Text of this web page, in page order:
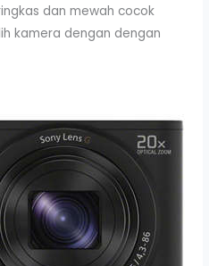
dan mewah cocok
kamera dengan dengan